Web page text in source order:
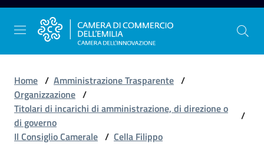
Vai al contenuto
Vai alla navigazione
Vai al footer
La
Camera
dell'Emilia
Home / Amministrazione Trasparente /
Organizzazione /
Titolari di incarichi di amministrazione, di direzione o
di governo
/
Il Consiglio Camerale / Cella Filippo